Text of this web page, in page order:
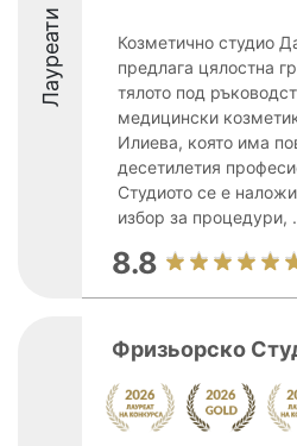
Лауреати
Козметично студио
предлага цялостна
тялото под
медицински
Илиева, която има
десетилетия
Студиото се е
избор за процедури,
8.8
Фризьорско